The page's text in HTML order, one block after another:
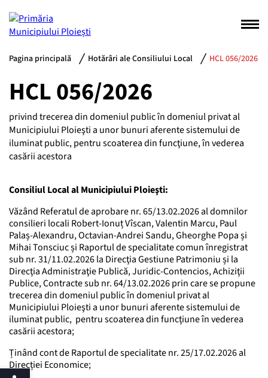
Pagina principală Hotărâri ale Consiliului Local HCL 056/2026
HCL 056/2026
privind trecerea din domeniul public în domeniul privat al
Municipiului Ploieşti a unor bunuri aferente sistemului de
iluminat public, pentru scoaterea din funcţiune, în vederea
casării acestora
Consiliul Local al Municipiului Ploieşti:
Văzând Referatul de aprobare nr. 65/13.02.2026 al domnilor
consilieri locali Robert-Ionuț Vîscan, Valentin Marcu, Paul
Palaș-Alexandru, Octavian-Andrei Sandu, Gheorghe Popa și
Mihai Tonsciuc și Raportul de specialitate comun înregistrat
sub nr. 31/11.02.2026 la Direcţia Gestiune Patrimoniu și la
Direcţia Administraţie Publică, Juridic-Contencios, Achiziţii
Publice, Contracte sub nr. 64/13.02.2026 prin care se propune
trecerea din domeniul public în domeniul privat al
Municipiului Ploieşti a unor bunuri aferente sistemului de
iluminat public, pentru scoaterea din funcţiune în vederea
casării acestora;
Ținând cont de Raportul de specialitate nr. 25/17.02.2026 al
Direcției Economice;